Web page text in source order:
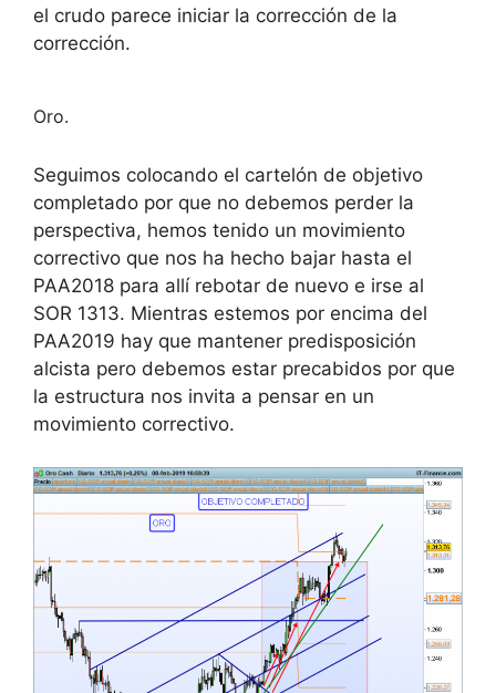
el crudo parece iniciar la corrección de la
corrección.
Oro.
Seguimos colocando el cartelón de objetivo
completado por que no debemos perder la
perspectiva, hemos tenido un movimiento
correctivo que nos ha hecho bajar hasta el
PAA2018 para allí rebotar de nuevo e irse al
SOR 1313. Mientras estemos por encima del
PAA2019 hay que mantener predisposición
alcista pero debemos estar precabidos por que
la estructura nos invita a pensar en un
movimiento correctivo.